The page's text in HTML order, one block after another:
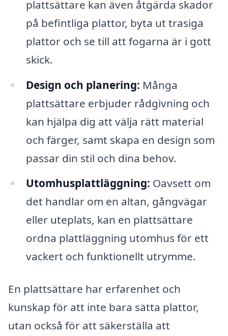
plattsättare kan även åtgärda skador
på befintliga plattor, byta ut trasiga
plattor och se till att fogarna är i gott
skick.
Design och planering: Många
plattsättare erbjuder rådgivning och
kan hjälpa dig att välja rätt material
och färger, samt skapa en design som
passar din stil och dina behov.
Utomhusplattläggning: Oavsett om
det handlar om en altan, gångvägar
eller uteplats, kan en plattsättare
ordna plattläggning utomhus för ett
vackert och funktionellt utrymme.
En plattsättare har erfarenhet och
kunskap för att inte bara sätta plattor,
utan också för att säkerställa att